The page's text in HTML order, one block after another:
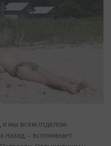
и мы всем отделом
назад, – вспоминает